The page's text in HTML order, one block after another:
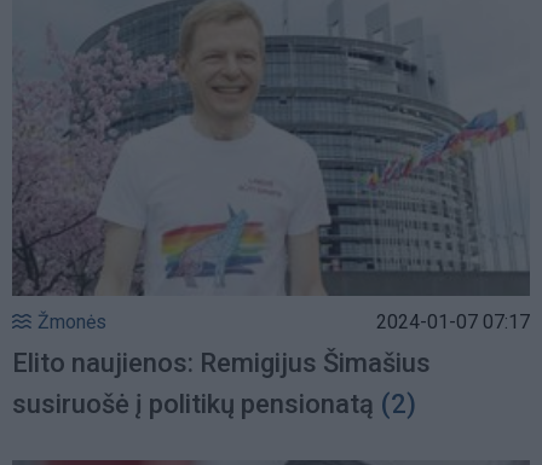
Žmonės 2024-01-07 07:17
Elito naujienos: Remigijus Šimašius
susiruošė į politikų pensionatą (2)